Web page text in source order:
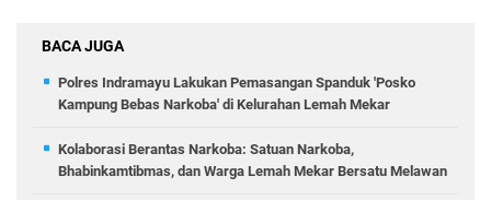
BACA JUGA
Polres Indramayu Lakukan Pemasangan Spanduk 'Posko
Kampung Bebas Narkoba' di Kelurahan Lemah Mekar
Kolaborasi Berantas Narkoba: Satuan Narkoba,
Bhabinkamtibmas, dan Warga Lemah Mekar Bersatu Melawan